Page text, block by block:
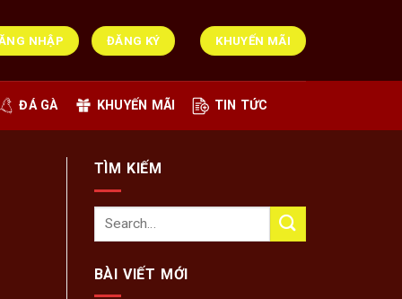
NHẬP ĐĂNG KÝ KHUYẾN MÃI
ĐÁ GÀ KHUYẾN MÃI TIN TỨC
TÌM KIẾM
BÀI VIẾT MỚI